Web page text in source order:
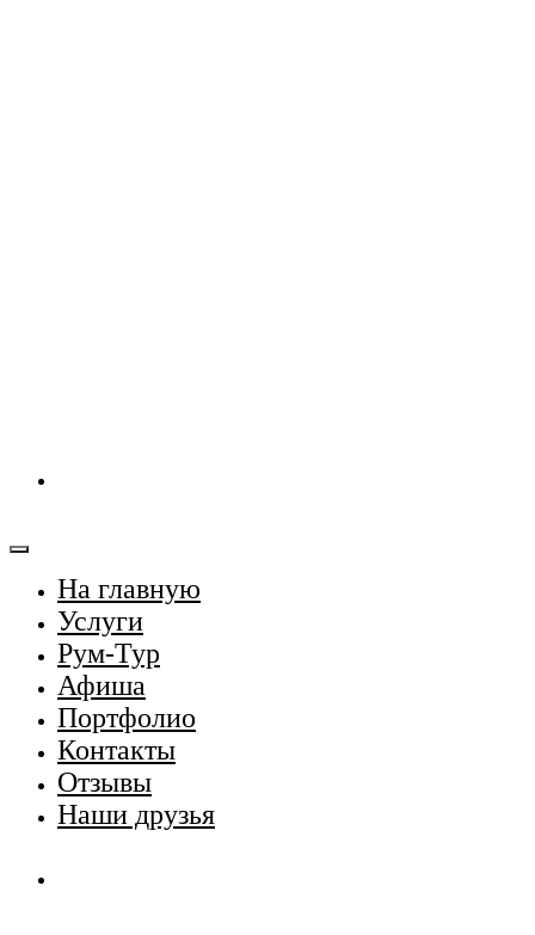
На главную
Услуги
Рум-Тур
Афиша
Портфолио
Контакты
Отзывы
Наши друзья